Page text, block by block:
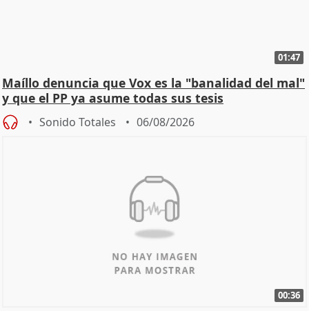
01:47
Maíllo denuncia que Vox es la "banalidad del mal"
y que el PP ya asume todas sus tesis
Sonido Totales 06/08/2026
00:36